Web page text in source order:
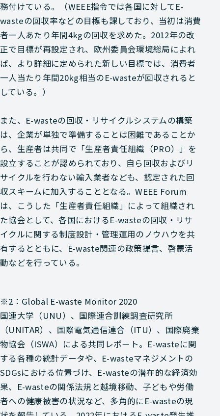
務付けている。（WEEE指令では各国に対してE-
wasteの回収率などの目標も課しており、当初は消費
者一人あたり年間4kgの回収を求めた。2012年の改
正で目標が再設定され、欧州委員会環境総局によれ
ば、より詳細に定められた新しい目標では、消費者
一人当たり年間20kg相当のE-wasteが回収されると
している。）
また、E-wasteの回収・リサイクルシステムの構築
は、企業が単独で準備することは困難であることか
ら、生産者は共同で「生産者責任組織（PRO）」を
設立することが認められており、自ら回収およびリ
サイクルを行わない輸入業者なども、認定された回
収スキームに加入することとなる。WEEE Forum
は、こうした「生産者責任組織」によって組織され
た協会として、各国におけるE-wasteの回収・リサ
イクルに関する制度設計・管理運用のノウハウを共
有するとともに、E-waste関連の政策提言、啓蒙活
動などを行っている。
※2：Global E-waste Monitor 2020
国連大学（UNU）、国際連合訓練調査研究所
（UNITAR）、国際電気通信連合（ITU）、国際廃棄
物協会（ISWA）による共同レポート。E-wasteに関
する各種の統計データや、E-wasteマネジメントの
SDGsにおける位置づけ、E-wasteの潜在的な経済効
果、E-wasteの関係法規と越境移動、子どもや労働
者への健康被害の状況など、多角的にE-wasteの現